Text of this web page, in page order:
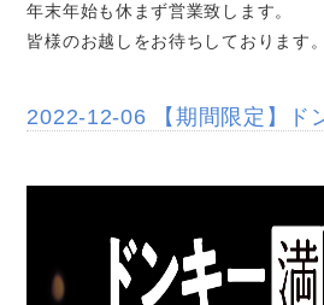
年末年始も休まず営業致します。
皆様のお越しをお待ちしております。
2022-12-06 【期間限定】ド